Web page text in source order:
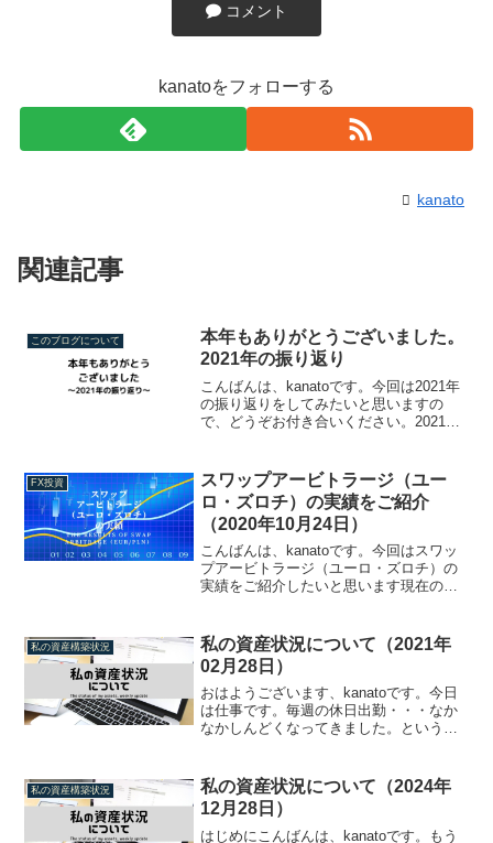
コメント
kanatoをフォローする
kanato
関連記事
このブログについて
本年もありがとうございました。
2021年の振り返り
こんばんは、kanatoです。今回は2021年
の振り返りをしてみたいと思いますの
で、どうぞお付き合いください。2021年
だと思います。継続についてまずは「継
続」のほうで...
FX投資
スワップアービトラージ（ユー
ロ・ズロチ）の実績をご紹介
（2020年10月24日）
こんばんは、kanatoです。今回はスワッ
プアービトラージ（ユーロ・ズロチ）の
実績をご紹介したいと思います現在の状
維持です。口座状況前回も含み損が広が
っていまし...
私の資産構築状況
私の資産状況について（2021年
02月28日）
おはようございます、kanatoです。今日
は仕事です。毎週の休日出勤・・・なか
なかしんどくなってきました。というこ
28日時点）本日時点での資産構築状況を
ご紹介しま...
私の資産構築状況
私の資産状況について（2024年
12月28日）
はじめにこんばんは、kanatoです。もう